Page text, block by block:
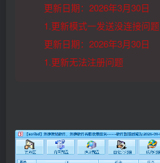
更新日期：2026年3月30日
1.更新模式一发送没连接问题
更新日期：2026年3月30日
1.更新无法注册问题